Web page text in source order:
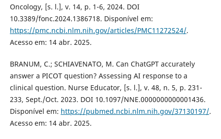
Oncology, [s. l.], v. 14, p. 1-6, 2024. DOI
10.3389/fonc.2024.1386718. Disponível em:
https://pmc.ncbi.nlm.nih.gov/articles/PMC11272524/.
Acesso em: 14 abr. 2025.
BRANUM, C.; SCHIAVENATO, M. Can ChatGPT accurately
answer a PICOT question? Assessing AI response to a
clinical question. Nurse Educator, [s. l.], v. 48, n. 5, p. 231-
233, Sept./Oct. 2023. DOI 10.1097/NNE.0000000000001436.
Disponível em: https://pubmed.ncbi.nlm.nih.gov/37130197/.
Acesso em: 14 abr. 2025.